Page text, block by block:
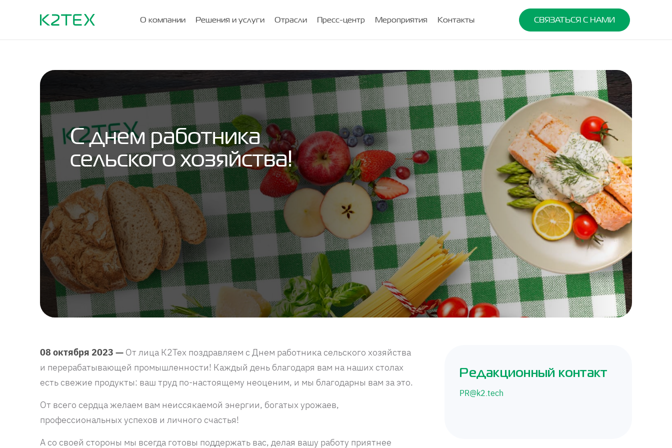
О компании Решения и услуги Отрасли Пресс-центр Мероприятия Контакты СВЯЗАТЬСЯ С НАМИ
С днем работника
сельского хозяйства!
08 октября 2023 — От лица К2Тех поздравляем с Днем работника сельского хозяйства
и перерабатывающей промышленности! Каждый день благодаря вам на наших столах
есть свежие продукты: ваш труд по-настоящему неоценим, и мы благодарны вам за это.
От всего сердца желаем вам неиссякаемой энергии, богатых урожаев,
профессиональных успехов и личного счастья!
А со своей стороны мы всегда готовы поддержать вас, делая вашу работу приятнее
Редакционный контакт
PR@k2.tech